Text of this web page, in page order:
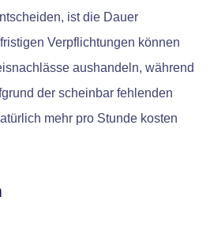
ist die Dauer
Verpflichtungen können
aushandeln, während
der scheinbar fehlenden
mehr pro Stunde kosten